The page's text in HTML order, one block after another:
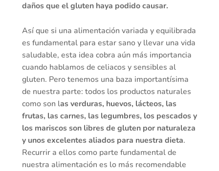
daños que el gluten haya podido causar.
Así que si una alimentación variada y equilibrada
es fundamental para estar sano y llevar una vida
saludable, esta idea cobra aún más importancia
cuando hablamos de celiacos y sensibles al
gluten. Pero tenemos una baza importantísima
de nuestra parte: todos los productos naturales
como son las verduras, huevos, lácteos, las
frutas, las carnes, las legumbres, los pescados y
los mariscos son libres de gluten por naturaleza
y unos excelentes aliados para nuestra dieta.
Recurrir a ellos como parte fundamental de
nuestra alimentación es lo más recomendable